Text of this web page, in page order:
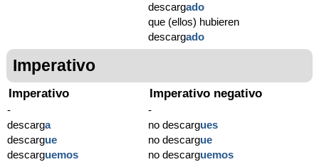
descargado
que (ellos) hubieren
descargado
Imperativo
Imperativo
-
descarga
descargue
descarguemos
Imperativo negativo
-
no descargues
no descargue
no descarguemos